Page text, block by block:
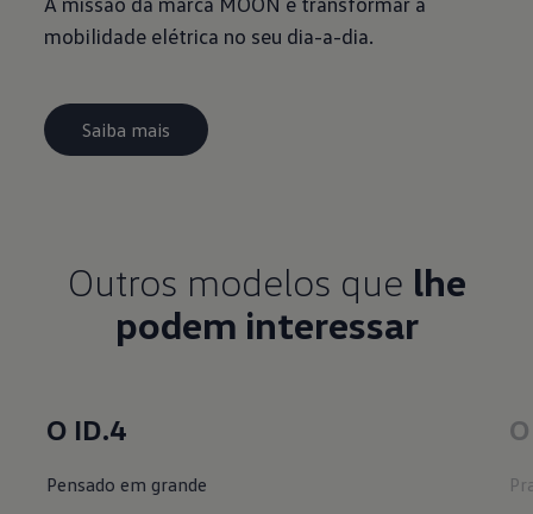
mobilidade elétrica no seu dia-a-dia.
Saiba mais
Outros modelos que lhe
podem interessar
O ID.4
Pensado em grande